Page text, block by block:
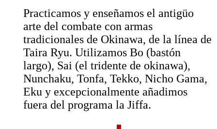
Practicamos y enseñamos el antigüo
arte del combate con armas
tradicionales de Okinawa, de la línea de
Taira Ryu. Utilizamos Bo (bastón
largo), Sai (el tridente de okinawa),
Nunchaku, Tonfa, Tekko, Nicho Gama,
Eku y excepcionalmente añadimos
fuera del programa la Jiffa.